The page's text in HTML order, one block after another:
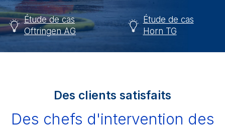
Étude de cas
Oftringen AG
Étude de cas
Horn TG
Des clients satisfaits
Des chefs d'intervention des